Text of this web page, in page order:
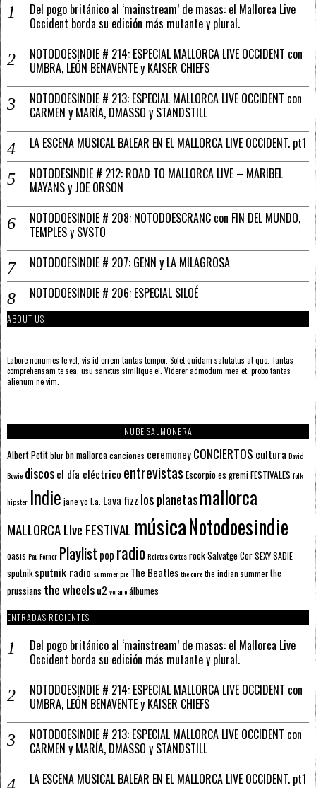
Del pogo británico al ‘mainstream’ de masas: el Mallorca Live
Occident borda su edición más mutante y plural.
NOTODOESINDIE # 214: ESPECIAL MALLORCA LIVE OCCIDENT con
UMBRA, LEÓN BENAVENTE y KAISER CHIEFS
NOTODOESINDIE # 213: ESPECIAL MALLORCA LIVE OCCIDENT con
CARMEN y MARÍA, DMASSO y STANDSTILL
LA ESCENA MUSICAL BALEAR EN EL MALLORCA LIVE OCCIDENT. pt1
NOTODESINDIE # 212: ROAD TO MALLORCA LIVE – MARIBEL
MAYANS y JOE ORSON
NOTODOESINDIE # 208: NOTODOESCRANC con FIN DEL MUNDO,
TEMPLES y SVSTO
NOTODOESINDIE # 207: GENN y LA MILAGROSA
NOTODOESINDIE # 206: ESPECIAL SILOÉ
ABOUT US
Labore nonumes te vel, vis id errem tantas tempor. Solet quidam salutatus at quo. Tantas
comprehensam te sea, usu sanctus similique ei. Viderer admodum mea et, probo tantas
alienum ne vim.
NUBE SALMONERA
Albert Petitblurbn mallorcacanciones ceremoneyCONCIERTOS cultura David
Bowie discosel día eléctrico entrevistas Escorpioes gremiFESTIVALES folk
hipster Indie jane yo l.a. Lava fizz los planetasmallorca
MALLORCA LIve FESTIVAL músicaNotodoesindie
oasis Pau Forner Playlist pop radioRelatos CortosrockSalvatge CorSEXY SADIE
sputnik sputnik radio summer pie The Beatlesthe curethe indian summerthe
prussians the wheelsu2 veranoálbumes
ENTRADAS RECIENTES
Del pogo británico al ‘mainstream’ de masas: el Mallorca Live
Occident borda su edición más mutante y plural.
NOTODOESINDIE # 214: ESPECIAL MALLORCA LIVE OCCIDENT con
UMBRA, LEÓN BENAVENTE y KAISER CHIEFS
NOTODOESINDIE # 213: ESPECIAL MALLORCA LIVE OCCIDENT con
CARMEN y MARÍA, DMASSO y STANDSTILL
LA ESCENA MUSICAL BALEAR EN EL MALLORCA LIVE OCCIDENT. pt1